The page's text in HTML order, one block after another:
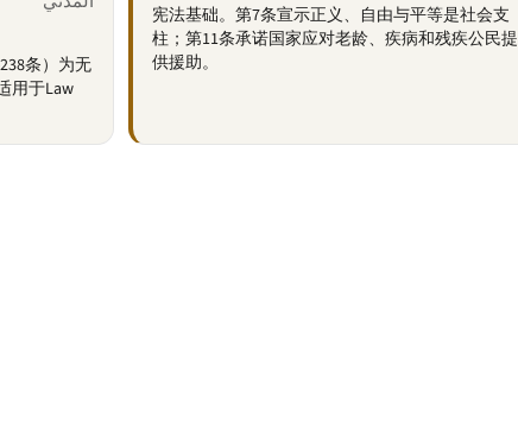
条）为无
用于Law
宪法基础。第7条宣示正义、自由与平等是社会支
柱；第11条承诺国家应对老龄、疾病和残疾公民提
供援助。